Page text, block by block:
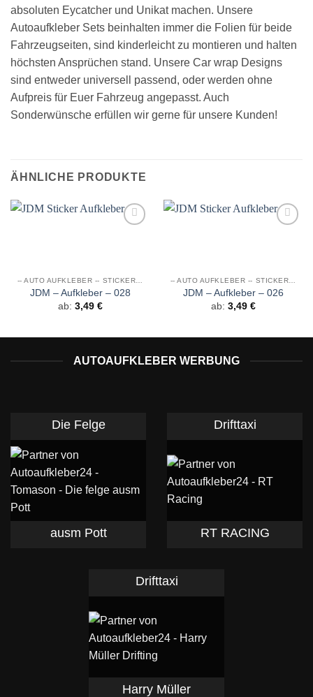
absoluten Eycatcher und Unikat machen. Unsere
Autoaufkleber Sets beinhalten immer die Folien für beide
Fahrzeugseiten, sind kinderleicht zu montieren und halten
höchsten Ansprüchen stand. Unsere Car wrap Designs
sind entweder universell passend, oder werden ohne
Aufpreis für Euer Fahrzeug angepasst. Auch
Sonderwünsche erfüllen wir gerne für unsere Kunden!
ÄHNLICHE PRODUKTE
JDM – Aufkleber – 028
ab: 3,49 €
JDM – Aufkleber – 026
ab: 3,49 €
AUTOAUFKLEBER WERBUNG
Die Felge
ausm Pott
Drifttaxi
RT RACING
Drifttaxi
Harry Müller